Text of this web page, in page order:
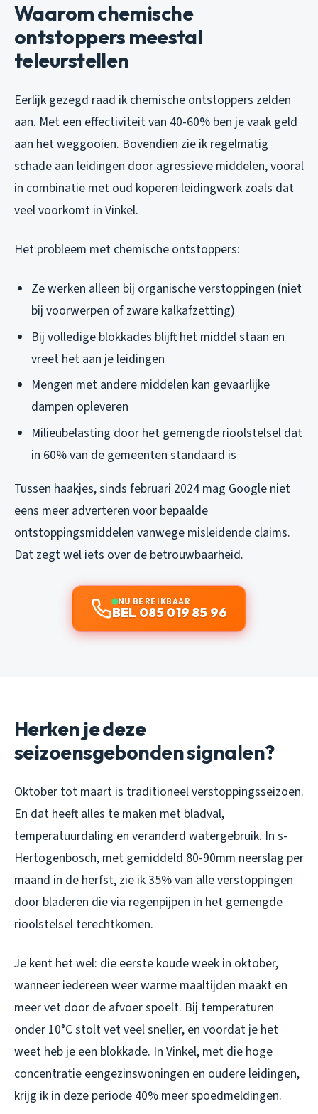
Waarom chemische
ontstoppers meestal
teleurstellen
Eerlijk gezegd raad ik chemische ontstoppers zelden
aan. Met een effectiviteit van 40-60% ben je vaak geld
aan het weggooien. Bovendien zie ik regelmatig
schade aan leidingen door agressieve middelen, vooral
in combinatie met oud koperen leidingwerk zoals dat
veel voorkomt in Vinkel.
Het probleem met chemische ontstoppers:
Ze werken alleen bij organische verstoppingen (niet
bij voorwerpen of zware kalkafzetting)
Bij volledige blokkades blijft het middel staan en
vreet het aan je leidingen
Mengen met andere middelen kan gevaarlijke
dampen opleveren
Milieubelasting door het gemengde rioolstelsel dat
in 60% van de gemeenten standaard is
Tussen haakjes, sinds februari 2024 mag Google niet
eens meer adverteren voor bepaalde
ontstoppingsmiddelen vanwege misleidende claims.
Dat zegt wel iets over de betrouwbaarheid.
NU BEREIKBAAR
BEL 085 019 85 96
Herken je deze
seizoensgebonden signalen?
Oktober tot maart is traditioneel verstoppingsseizoen.
En dat heeft alles te maken met bladval,
temperatuurdaling en veranderd watergebruik. In s-
Hertogenbosch, met gemiddeld 80-90mm neerslag per
maand in de herfst, zie ik 35% van alle verstoppingen
door bladeren die via regenpijpen in het gemengde
rioolstelsel terechtkomen.
Je kent het wel: die eerste koude week in oktober,
wanneer iedereen weer warme maaltijden maakt en
meer vet door de afvoer spoelt. Bij temperaturen
onder 10°C stolt vet veel sneller, en voordat je het
weet heb je een blokkade. In Vinkel, met die hoge
concentratie eengezinswoningen en oudere leidingen,
krijg ik in deze periode 40% meer spoedmeldingen.